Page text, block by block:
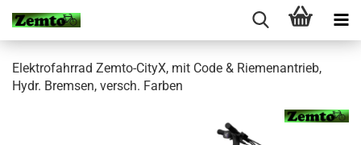
Elektrofahrrad Zemto-CityX, mit Code & Riemenantrieb,
Hydr. Bremsen, versch. Farben